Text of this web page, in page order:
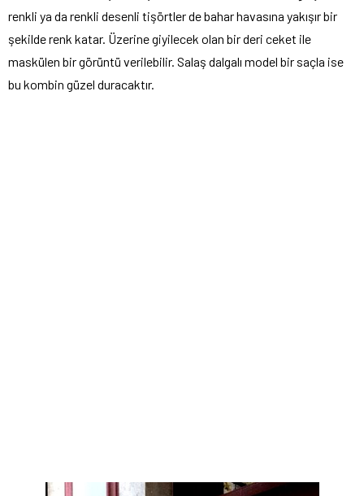
renkli ya da renkli desenli tişörtler de bahar havasına yakışır bir
şekilde renk katar. Üzerine giyilecek olan bir deri ceket ile
maskülen bir görüntü verilebilir. Salaş dalgalı model bir saçla ise
bu kombin güzel duracaktır.